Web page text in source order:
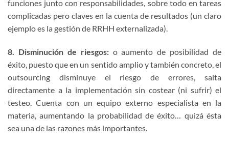
funciones junto con responsabilidades, sobre todo en tareas
complicadas pero claves en la cuenta de resultados (un claro
ejemplo es la gestión de RRHH externalizada).
8. Disminución de riesgos:o aumento de posibilidad de
éxito, puesto que en un sentido amplio y también concreto, el
outsourcing disminuye el riesgo de errores, salta
directamente a la implementación sin costear (ni sufrir) el
testeo. Cuenta con un equipo externo especialista en la
materia, aumentando la probabilidad de éxito… quizá ésta
sea una de las razones más importantes.